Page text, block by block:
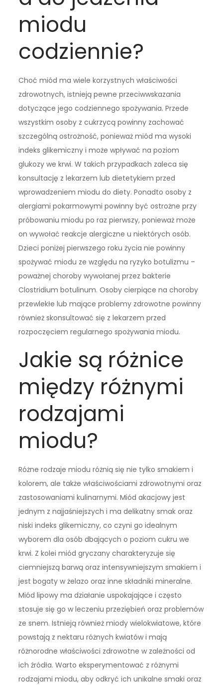
miodu
codziennie?
Choć miód ma wiele korzystnych właściwości
zdrowotnych, istnieją pewne przeciwwskazania
dotyczące jego codziennego spożywania. Przede
wszystkim osoby z cukrzycą powinny zachować
szczególną ostrożność, ponieważ miód ma wysoki
indeks glikemiczny i może wpływać na poziom
glukozy we krwi. W takich przypadkach zaleca się
konsultację z lekarzem lub dietetykiem przed
wprowadzeniem miodu do diety. Ponadto osoby z
alergiami pokarmowymi powinny być ostrożne przy
próbowaniu miodu po raz pierwszy, ponieważ może
on wywołać reakcje alergiczne u niektórych osób.
Dzieci poniżej pierwszego roku życia nie powinny
spożywać miodu ze względu na ryzyko botulizmu –
poważnej choroby wywołanej przez bakterie
Clostridium botulinum. Osoby cierpiące na choroby
przewlekłe lub mające problemy zdrowotne powinny
również skonsultować się z lekarzem przed
rozpoczęciem regularnego spożywania miodu.
Jakie są różnice
między różnymi
rodzajami
miodu?
Różne rodzaje miodu różnią się nie tylko smakiem i
kolorem, ale także właściwościami zdrowotnymi oraz
zastosowaniami kulinarnymi. Miód akacjowy jest
jednym z najjaśniejszych i ma delikatny smak oraz
niski indeks glikemiczny, co czyni go idealnym
wyborem dla osób dbających o poziom cukru we
krwi. Z kolei miód gryczany charakteryzuje się
ciemniejszą barwą oraz intensywniejszym smakiem i
jest bogaty w żelazo oraz inne składniki mineralne.
Miód lipowy ma działanie uspokajające i często
stosuje się go w leczeniu przeziębień oraz problemów
ze snem. Istnieją również miody wielokwiatowe, które
powstają z nektaru różnych kwiatów i mają
różnorodne właściwości zdrowotne w zależności od
ich źródła. Warto eksperymentować z różnymi
rodzajami miodu, aby odkryć ich unikalne smaki oraz